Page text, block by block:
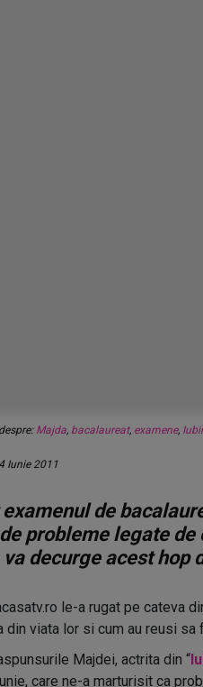
Majda, bacalaureat, examene,
Iunie 2011
de
probleme legate
decurge acest hop
le-a rugat pe cateva
din viata lor si cum au reusi sa
Majdei, actrita din “
care ne-a marturisit ca